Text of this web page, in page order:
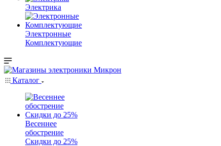
Электрика
Электронные
Комплектующие
Каталог
Весеннее
обострение
Скидки до 25%